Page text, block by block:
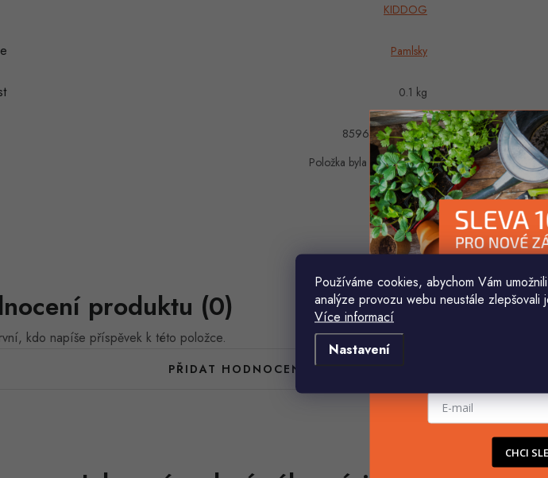
Používáme cookies, abychom Vám
analýze provozu webu neustále zlepšovali
Více informací
Nastavení
KIDDOG
Pamlsky
0.1 kg
8596410046919
Položka byla vyprodána…
produktu (0)
kdo napíše příspěvek k této položce.
PŘIDAT HODNOCENÍ
CHCI